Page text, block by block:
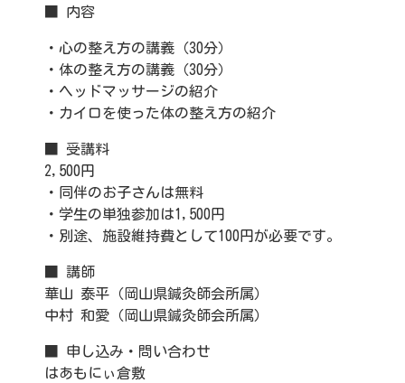
■ 内容
・心の整え方の講義（30分）
・体の整え方の講義（30分）
・ヘッドマッサージの紹介
・カイロを使った体の整え方の紹介
■ 受講料
2,500円
・同伴のお子さんは無料
・学生の単独参加は1,500円
・別途、施設維持費として100円が必要です。
■ 講師
華山 泰平（岡山県鍼灸師会所属）
中村 和愛（岡山県鍼灸師会所属）
■ 申し込み・問い合わせ
はあもにぃ倉敷